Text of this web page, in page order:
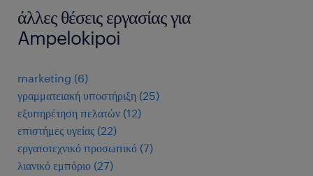
άλλες θέσεις εργασίας για
Ampelokipoi
marketing (6)
γραμματειακή υποστήριξη (25)
εξυπηρέτηση πελατών (12)
επιστήμες υγείας (22)
εργατοτεχνικό προσωπικό (7)
λιανικό εμπόριο (27)